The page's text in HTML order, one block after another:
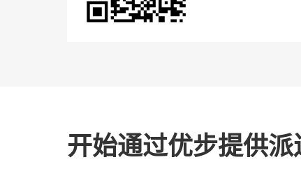
开始通过优步提供派